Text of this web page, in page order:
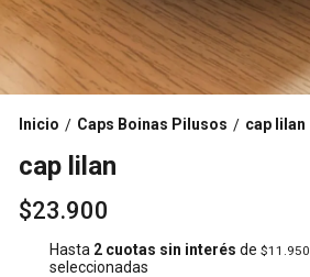
Inicio / Caps Boinas Pilusos / cap lilan
cap lilan
$23.900
Hasta 2 cuotas sin interés de $11.950
seleccionadas